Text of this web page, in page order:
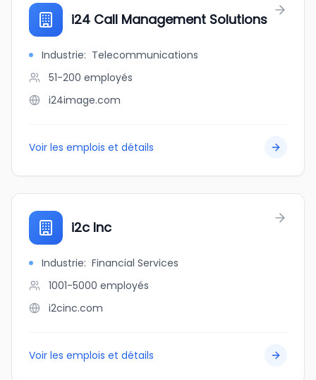
i24 Call Management Solutions
Industrie: Telecommunications
51-200 employés
i24image.com
Voir les emplois et détails
i2c Inc
Industrie: Financial Services
1001-5000 employés
i2cinc.com
Voir les emplois et détails